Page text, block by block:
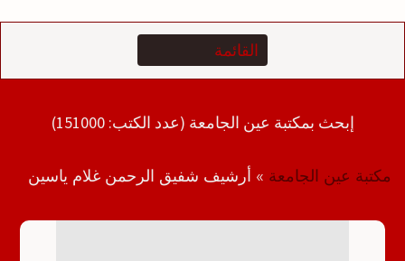
إبحث بمكتبة عين الجامعة (عدد الكتب: 151000)
مكتبة عين الجامعة » أرشيف شفيق الرحمن غلام ياسين